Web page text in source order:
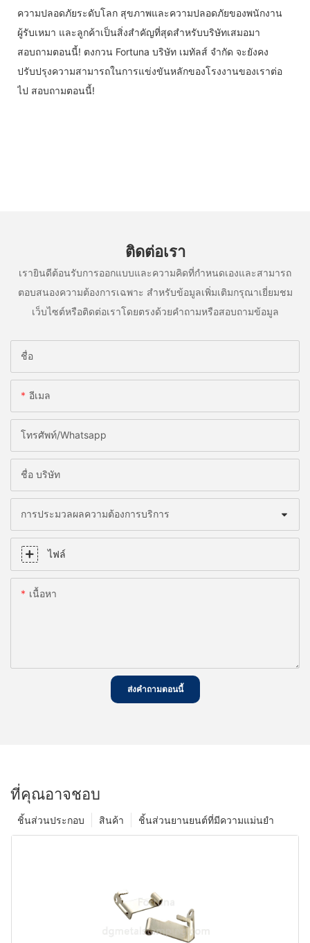
ความปลอดภัยระดับโลก สุขภาพและความปลอดภัยของพนักงาน
ผู้รับเหมา และลูกค้าเป็นสิ่งสำคัญที่สุดสำหรับบริษัทเสมอมา
สอบถามตอนนี้! ตงกวน Fortuna บริษัท เมทัลส์ จำกัด จะยังคง
ปรับปรุงความสามารถในการแข่งขันหลักของโรงงานของเราต่อ
ไป สอบถามตอนนี้!
ติดต่อเรา
เรายินดีต้อนรับการออกแบบและความคิดที่กำหนดเองและสามารถ
ตอบสนองความต้องการเฉพาะ สำหรับข้อมูลเพิ่มเติมกรุณาเยี่ยมชม
เว็บไซต์หรือติดต่อเราโดยตรงด้วยคำถามหรือสอบถามข้อมูล
ชื่อ
อีเมล
โทรศัพท์/whatsapp
ชื่อ บริษัท
การประมวลผลความต้องการบริการ
ไฟล์
เนื้อหา
ส่งคำถามตอนนี้
ที่คุณอาจชอบ
ชิ้นส่วนยานยนต์ที่มีความแม่นยำ
สินค้า
ชิ้นส่วนประกอบ